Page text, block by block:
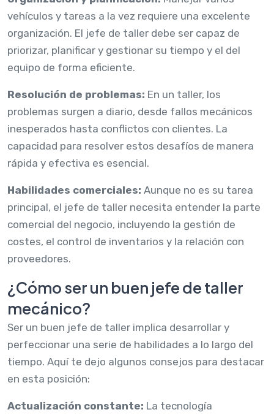
vehículos y tareas a la vez requiere una excelente
organización. El jefe de taller debe ser capaz de
priorizar, planificar y gestionar su tiempo y el del
equipo de forma eficiente.
Resolución de problemas: En un taller, los
problemas surgen a diario, desde fallos mecánicos
inesperados hasta conflictos con clientes. La
capacidad para resolver estos desafíos de manera
rápida y efectiva es esencial.
Habilidades comerciales: Aunque no es su tarea
principal, el jefe de taller necesita entender la parte
comercial del negocio, incluyendo la gestión de
costes, el control de inventarios y la relación con
proveedores.
¿Cómo ser un buen jefe de taller
mecánico?
Ser un buen jefe de taller implica desarrollar y
perfeccionar una serie de habilidades a lo largo del
tiempo. Aquí te dejo algunos consejos para destacar
en esta posición:
Actualización constante: La tecnología